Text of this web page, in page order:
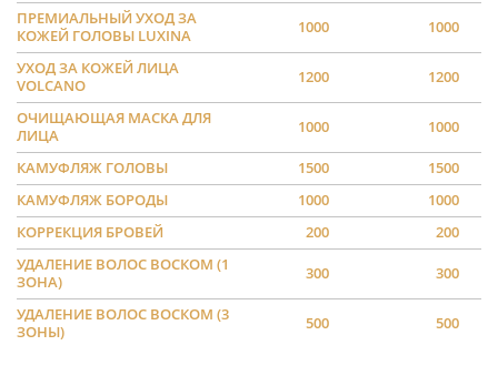
ПРЕМИАЛЬНЫЙ УХОД ЗА
КОЖЕЙ ГОЛОВЫ LUXINA
1000 1000
УХОД ЗА КОЖЕЙ ЛИЦА
VOLCANO
1200 1200
ОЧИЩАЮЩАЯ МАСКА ДЛЯ
ЛИЦА
1000 1000
КАМУФЛЯЖ ГОЛОВЫ 1500
1500
КАМУФЛЯЖ БОРОДЫ
1000
1000
КОРРЕКЦИЯ БРОВЕЙ
200
200
УДАЛЕНИЕ ВОЛОС ВОСКОМ (1
ЗОНА)
300 300
УДАЛЕНИЕ ВОЛОС ВОСКОМ (3
ЗОНЫ)
500 500